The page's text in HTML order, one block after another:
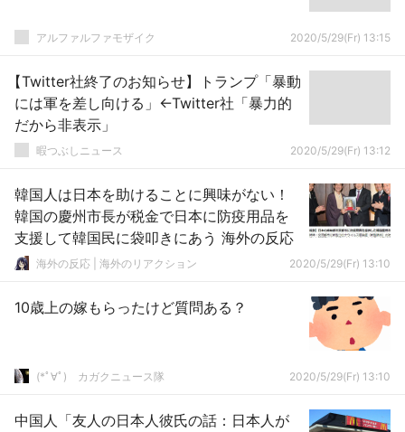
アルファルファモザイク 2020/5/29(Fr) 13:15
【Twitter社終了のお知らせ】トランプ「暴動
には軍を差し向ける」←Twitter社「暴力的
だから非表示」
暇つぶしニュース 2020/5/29(Fr) 13:12
韓国人は日本を助けることに興味がない！
韓国の慶州市長が税金で日本に防疫用品を
支援して韓国民に袋叩きにあう 海外の反応
海外の反応 | 海外のリアクション 2020/5/29(Fr) 13:10
10歳上の嫁もらったけど質問ある？
(*ﾟ∀ﾟ)ゞカガクニュース隊 2020/5/29(Fr) 13:10
中国人「友人の日本人彼氏の話：日本人が